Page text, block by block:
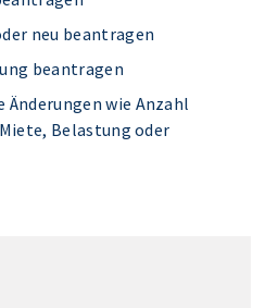
neu beantragen
beantragen
wie Anzahl
Belastung oder